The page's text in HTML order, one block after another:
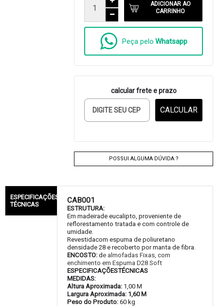
ADICIONAR AO
CARRINHO
Peça pelo Whatsapp
calcular frete e prazo
CALCULAR
POSSUI ALGUMA DÚVIDA ?
ESPECIFICAÇÕES
TÉCNICAS
CAB001
ESTRUTURA:
Em madeirade eucalipto, proveniente de
reflorestamento tratada e com controle de
umidade.
Revestidacom espuma de poliuretano
densidade 28 e recoberto por manta de fibra.
ENCOSTO: de almofadas Fixas, com
enchimento em Espuma D28 Soft
ESPECIFICAÇÕESTÉCNICAS
MEDIDAS:
Altura Aproximada: 1,00 M
Largura Aproximada: 1,60 M
Peso do Produto: 60 kg